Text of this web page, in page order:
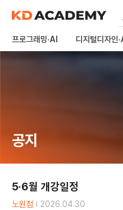
프로그래밍·AI 디지털디자인
공지
5·6월 개강일정
노원점 2026.04.30